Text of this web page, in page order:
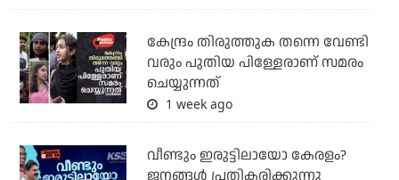
കേന്ദ്രം തിരുത്തുക തന്നെ വേണ്ടി
വരും പുതിയ പിള്ളേരാണ് സമരം
ചെയ്യുന്നത്
1 week ago
വീണ്ടും ഇരുട്ടിലായോ കേരളം?
ജനങ്ങൾ പ്രതികരിക്കുന്നു